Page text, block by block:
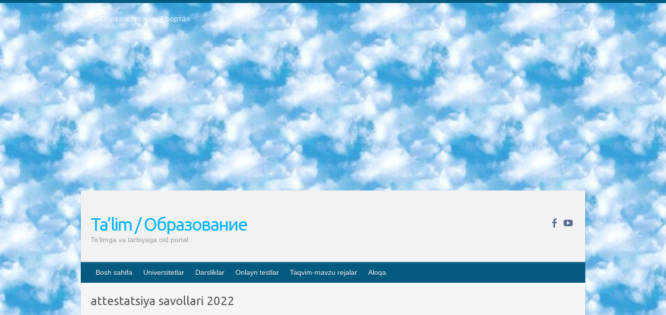
Образовательный портал
РЕСПУБЛИКА УЗБЕКИСТАН МИНИСТРЕРСТВО ДОШКОЛЬНОГО И ШКОЛЬНОГО ОБРАЗОВАНИЯ КОМАНДА в общеобразовательных учреждениях в 2023-2024 учебном году организация и проведение итоговой государственной аттестации обучающихся о Министра дошкольного и школьного образования Республики Узбекистан от 4 марта 2008 года (постановлением Минюста от 20 марта 2008 года № 1778 государственной регистрации) «Итоговое состояние учащихся общего среднего образования на основании положения об утверждении положения об аттестации общего среднего образования выпускной экзамен студентов в образовательных учреждениях в 2023-2024 учебном году В целях организации и прохождения аттестации приказываю: 1. Следующее: перечень предметов, по которым будет проводиться итоговая государственная аттестация и экзамен формы перевода согласно приложению 1; сертификаты международного образца, оценивающие уровень владения иностранными языками перечень согласно приложению 2; 2. Педагогический при специализированных образовательных учреждениях. научно-практический центр квалификации и международной оценки (Д.Давидова) 2024 г. До 25 марта: задания по предметам, по которым будет проводиться итоговая аттестация разработка и утверждение технических условий; итоговая аттестация на основании разработанного предметного задания разработка вопросов по предметам (устно и письменно), экзамен передача; общеобразовательные средние школы и специальные учебные заведения учащиеся выпускных классов школ и интернатов в агентской системе подготовка базы данных экзаменационных материалов и критериев оценки; перевод базы экзаменационных материалов на все языки обучения подать в Республиканский образовательный центр для изготовления; варианты экзаменов на основе разработанных контрольных материалов пусть будут поставлены задачи формирования. 3. Республиканский образовательный центр (Ш.Худайкулов) до 5 апреля 2024 года. до: база данных предоставленных экзаменационных материалов на все языки обучения перевод и экспертиза; для слепых, слабовидящих, глухих, слабослышащих и умственно отсталых детей учащиеся выпускных классов специализированных школ и школ-интернатов база данных экзаменационных материалов на всех преподаваемых языках подготовка критериев оценки; специализированные школы для умственно отсталых детей и технологии для учащихся выпускных классов школ-интернатов разработка соответствующих рекомендаций и критериев проведения ЕГЭ по естествознанию давать задания. 4. Педагогический при специализированных образовательных учреждениях. Научно-практический центр навыков и международной оценки (Д.Давидова), Республика образовательный центр (Худайкулов Ш.) итоговый государственный аттестационный экзамен ориентирован на творческое и логическое мышление при подготовке базы материалов учитывать введение заданий. 5. Следует отметить, что: сертификат государственного образца о знании общеобразовательного предмета и как минимум национальный уровень B1 по предметам на иностранных языках, указанным в Приложении 2. или международно признанный сертификат эквивалентного уровня студенты, изучающие определенный предмет, освобождаются от экзамена; по соответствующим предметам запланирована итоговая государственная аттестация за день до дня, путем жеребьевки Рабочей группой (в письменной форме по предметам, проводимым в форме) из числа сформированных вариантов выбрано 2 варианта; 2 выбранных варианта экзамена анонсированы на официальном сайте министерства и все выпускники по всей стране на основе этих вариантов проводит итоговую государственную аттестацию. 6. Государственное образование учащихся средних общеобразовательных учреждений. знания в соответствии с квалификационными требованиями, которые необходимо приобрести на основании стандартов итоговый (выпускной) контроль для 9 и 11 классов в целях тестирования Экзамены (далее – экзамены) состоят из предметов, перечисленных в приложении 1. будет сделано. 7. Экзамены пройдут с 26 мая по 15 июня 2024 г. (кроме науки физического воспитания). 8. Физическая для учащихся 9 классов общесредних образовательных учреждений. Экзамены по предмету «Образование, квалификация медицина» 1-6 мая 2024 года. сотрудники перевести под присмотр (с отклонениями в физическом или умственном развитии) специализированная школа для детей, школы-интернаты и со сколиозом школы-интернаты санаторного типа для больных детей исключены). 9. Он был слепым, слабовидящим и имел нарушения опорно-двигательного аппарата. экзамены в специализированных школах и интернатах для детей должны проводиться исходя из требований, предъявляемых к общеобразовательным учреждениям (физкультура кроме науки). 10. Специализированная школа для глухих и слабослышащих детей. и экзамены в интернатах и быть реализован в виде письменного теста по математике. 11. Специальность для умственно отсталых детей. Для 9 класса Родной язык и литературное письмо Государственный язык (язык обучения – узбекский). для неклассов) написано Математическое письмо Письменная/устная история Узбекистана Физическое воспитание практично Итоговый контроль Для 11 класса Написание родного языка и литературы (эссе) Математическое письмо Узбекский язык (обучение на узбекском языке) не посещающее общее среднее образование для учреждений)/Образовательное учреждение выбор письменный и устный Иностранный язык письменный/устный Письменная/устная история Узбекистана *По выбору студента:  Химия  Физика  Основы государственного права  География 10 бесплатных образовательных ресурсов - Мы составили подборку онлайн-проектов с интерактивными упражнениями, видеолекциями и статьями. Они помогут вам обрести новые и освежить старые знания бесплатно. 1. «ИНТУИТ» Старейшая образовательная площадка Рунета. Здесь вы найдёте сотни текстовых и видеокурсов на десятки различных тем — от программирования до психологии. Многие курсы подготовлены российскими университетами и крупными международными компаниями вроде Intel и Microsoft. Самостоятельное обучение бесплатное, но желающие могут оплатить услуги персональных наставников. 2. «Смартия» знакомит с актуальными профессиями и подсказывает, как им обучаться. Выбрав заинтересовавшую вас специальность — SMM-специалист, фотограф, веб-дизайнер или другую, — увидите список необходимых для неё умений. Чтобы вы могли освоить их самостоятельно, для каждого умения площадка отображает подборку ссылок на учебные материалы. Хотя «Смартия» ориентируется на русскоязычную аудиторию, часть контента всё же доступна только на английском. 3. «Лекторий Физтеха» Проект Московского физико-технического института (Физтеха). С его помощью вы можете смотреть онлайн серии лекций, записанные на видео в этом вузе. В числе доступных предметов — физика, биология, химия, информационные технологии и другие. К некоторым лекциям администрация ресурса прилагает готовые конспекты, которые можно скачивать в PDF-формате. 4. ITMOcourses Онлайн-площадка Санкт-Петербургского национального исследовательского университета информационных технологий, механики и оптики (ИТМО). Ресурс предоставляет свободный доступ к курсам, разработанным в этом вузе. Каталог материалов разбит на четыре категории: «Оптические системы и технологии», «Приборостроение и робототехника», «Информационные технологии» и «Биотехнологии». Курсы состоят из видеолекций, интерактивных демонстраций и заданий. 5. «КиберЛенинка» Электронная научная библиотека открытого доступа. Каталог площадки регулярно обрастает текстами статей из различных научных изданий. Сгруппированные по журналам и рубрикам публикации можно читать онлайн или скачивать целиком в PDF-формате. Проект нацелен на популяризацию науки за счёт открытого доступа к качественной информации. 6. «ПостНаука» На этом ресурсе публикуют подборки видеолекций, составленные экспертами из разных отраслей и объединённые общими темами. Среди них, к примеру, есть серии «Биоинформатика и геномика», «Культура средневековой Скандинавии» и Cinema Studies о теории кино. Каждая подборка лекций — логически связанная история, рассказанная экспертом от первого лица. Кроме того, на сайте появляются научно-образовательные статьи и тесты на разные темы. 7. «Newочём» Команда проекта «Newочём» отбирает самые интересные тексты из англоязычных СМИ и переводит те из них, за которые голосуют участники сообщества «ВКонтакте». По большей части это научно-популярные статьи. Редакторы придумывают лишь заголовки, в остальном содержание переводов соответствует оригиналам. Полные тексты можно читать прямо в социальной сети. 8. InternetUrok Онлайн-база материалов по основным дисциплинам школьной программы. Информация на сайте структурирована по классам, предметам и темам (урокам). Каждый урок состоит из видеолекций и конспектов. Есть также интерактивные тренажёры и тесты для закрепления пройденного материала. Даже если вы давно окончили школу, возможность повторить программу старших классов всегда может пригодиться. 9. Edutainme Ещё один ресурс об образовании. В отличие от Newtonew, как мне кажется, Edutainme больше ориентируется на представителей индустрии: педагогов, предпринимателей, разработчиков образовательных проектов. Но и любой, кто просто стремится к саморазвитию, найдёт на сайте много полезного и интересного для себя. Например, информацию о новых курсах и образовательных сервисах. 10. Newtonew Онлайн-медиа об образовании и обучении в широком смысле. Авторы Newtonew пишут об инструментах, заведениях, тактиках и стратегиях, которые помогают учить других и получать новые знания самостоятельно. На этой площадке вы найдёте новости, обзоры, аналитические мат
Ta’lim / Образование
Ta’limga va tarbiyaga oid portal
Bosh sahifa Universitetlar Darsliklar Onlayn testlar Taqvim-mavzu rejalar Aloqa
attestatsiya savollari 2022